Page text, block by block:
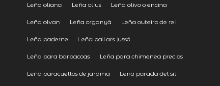
Leña oliana Leña olius Leña olivo o encina
Leña olvan Leña organyà Leña outeiro de rei
Leña paderne Leña pallars jussá
Leña para barbacoas Leña para chimenea precios
Leña paracuellos de jarama Leña parada del sil